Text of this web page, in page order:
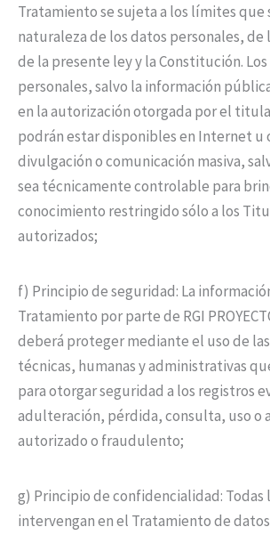
Tratamiento se sujeta a los límites que
naturaleza de los datos personales, de
de la presente ley y la Constitución.
personales, salvo la información
en la autorización otorgada por el
podrán estar disponibles en Internet u
divulgación o comunicación masiva,
sea técnicamente controlable para
conocimiento restringido sólo a los
autorizados;
f) Principio de seguridad: La
Tratamiento por parte de RGI
deberá proteger mediante el uso de
técnicas, humanas y administrativas
para otorgar seguridad a los registros
adulteración, pérdida, consulta, uso o
autorizado o fraudulento;
g) Principio de confidencialidad: Todas
intervengan en el Tratamiento de